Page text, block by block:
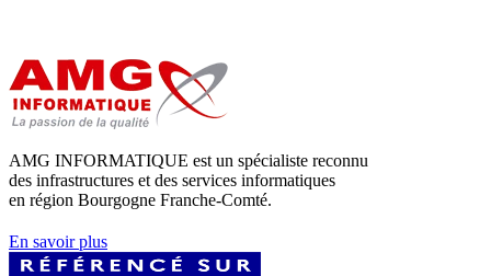
AMG INFORMATIQUE est un spécialiste reconnu
des infrastructures et des services informatiques
en région Bourgogne Franche-Comté.
En savoir plus